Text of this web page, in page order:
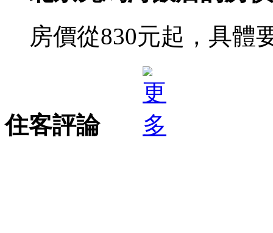
房價從830元起，具體
住客評論